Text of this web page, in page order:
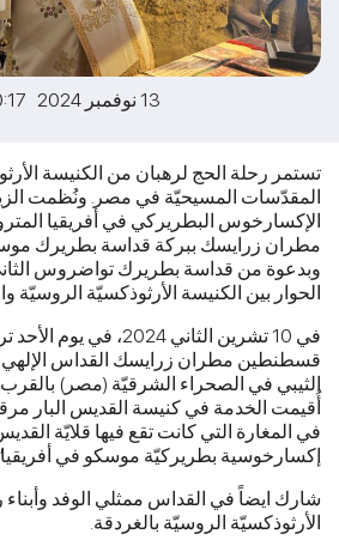
13 نوفمبر 2024 20:17
تستمر رحلة الحج لرهبان من الكنيسة
المقدّسات المسيحيّة في مصر. ونُظمت
الإكسارخوس البطريركي في أفريقيا
مطران زرايسك ببركة قداسة بطريرك
وبدعوة من قداسة بطريرك تواضروس
الحوار بين الكنيسة الأرثوذكسيّة الروسيّة
في 10 تشرين الثاني 2024،
قسطنطين مطران زرايسك القداس
الثيبي في الصحراء الشرقيّة (مصر) بالقرب
أُقيمت الخدمة في كنيسة القديس البار
في المغارة التي كانت تقع فيها قلايّة
إكسارخوسية بطريركيّة موسكو في
شارك ايضاً في القداس ممثلي الوفد وأبناء
الأرثوذكسيّة الروسيّة بالغردقة.